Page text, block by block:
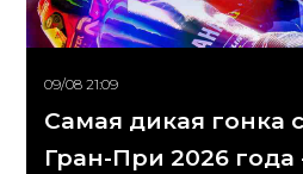
09/08 21:09
Самая дикая гонка
Гран-При 2026 года